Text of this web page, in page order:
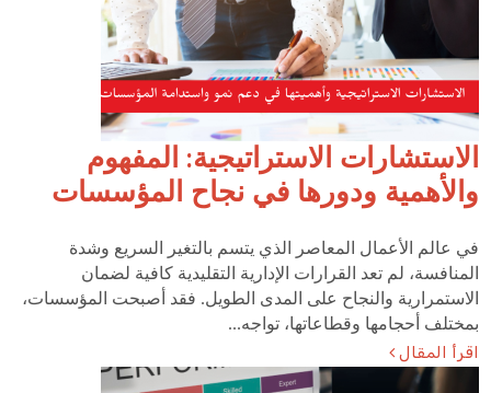
الاستشارات الاستراتيجية: المفهوم
والأهمية ودورها في نجاح المؤسسات
في عالم الأعمال المعاصر الذي يتسم بالتغير السريع وشدة
المنافسة، لم تعد القرارات الإدارية التقليدية كافية لضمان
الاستمرارية والنجاح على المدى الطويل. فقد أصبحت المؤسسات،
بمختلف أحجامها وقطاعاتها، تواجه...
اقرأ المقال